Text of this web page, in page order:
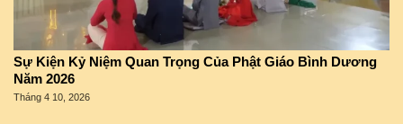
Sự Kiện Kỷ Niệm Quan Trọng Của Phật Giáo Bình Dương
Năm 2026
Tháng 4 10, 2026